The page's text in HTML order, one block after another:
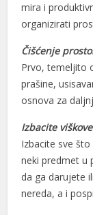
mira i
organizirati
Čišćenje
Prvo, temeljito
prašine,
osnova za
Izbacite viškove
Izbacite sve
neki predmet u
da ga darujete
nereda, a i